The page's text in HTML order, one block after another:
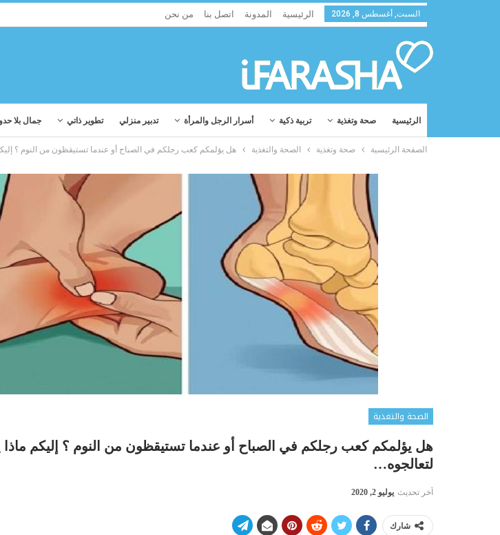
السبت, أغسطس 8, 2026 الرئيسية المدونة اتصل بنا من نحن
الرئيسية صحة وتغذية تربية ذكية أسرار الرجل والمرأة تدبير منزلي تطوير ذاتي جمال بلا
الصفحة الرئيسية صحة وتغذية الصحة والتغذية هل يؤلمكم كعب رجلكم في الصباح أو عندما تستيقظون من النوم ؟
الصحة والتغذية
هل يؤلمكم كعب رجلكم في الصباح أو عندما تستيقظون من النوم ؟ إليكم ماذا
لتعالجوه…
آخر تحديث يوليو 2, 2020
شارك